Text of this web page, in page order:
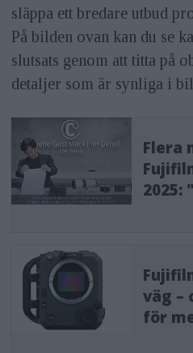
släppa ett bredare utbud
På bilden ovan kan du se
slutsats genom att titta på
detaljer som är synliga i
Flera
2025:
väg –
för